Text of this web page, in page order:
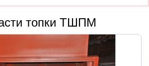
топки ТШПМ